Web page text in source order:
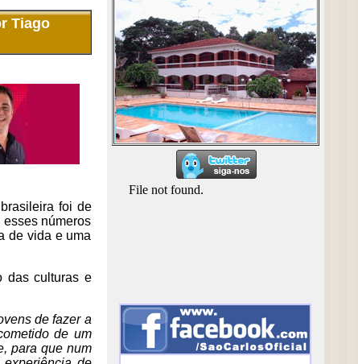
Tiago
foi de
números
de vida e uma
das culturas e
de fazer a
de um
para que num